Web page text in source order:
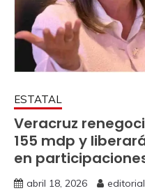
ESTATAL
Veracruz
155 mdp y
en
abril 18, 2026 editorial